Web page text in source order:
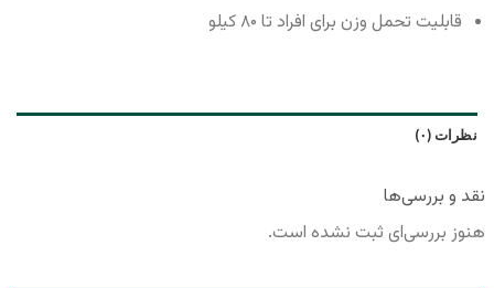
قابلیت تحمل وزن برای افراد تا ۸۰ کیلو
نظرات (۰)
نقد و بررسی‌ها
هنوز بررسی‌ای ثبت نشده است.